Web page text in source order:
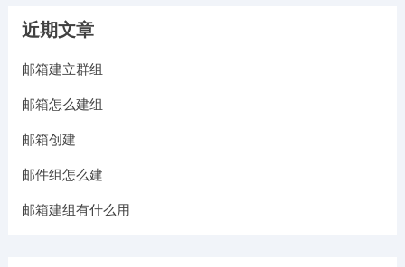
近期文章
邮箱建立群组
邮箱怎么建组
邮箱创建
邮件组怎么建
邮箱建组有什么用